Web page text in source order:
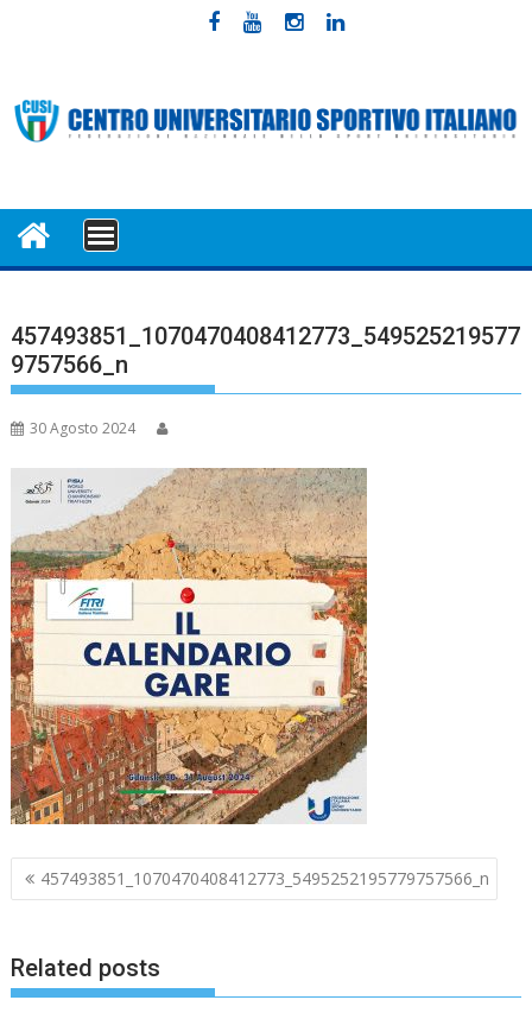
MENU
457493851_1070470408412773_549525219577
9757566_n
30 Agosto 2024
Navigazione
articoli
457493851_1070470408412773_5495252195779757566_n
Related posts